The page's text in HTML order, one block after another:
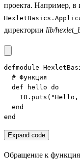
проекта. Например, в
директории lib/
defmodule
  # Функция
  def hello do
IO.puts("Hello,
  end
end
Expand code
Обращение к